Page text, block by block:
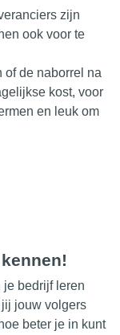
zijn
ook voor te
of de naborrel na
kost, voor
en leuk om
bedrijf leren
jouw volgers
beter je in kunt